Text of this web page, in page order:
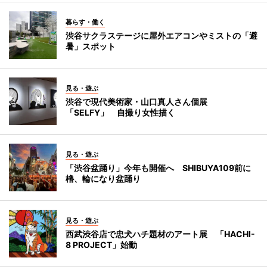
暮らす・働く
渋谷サクラステージに屋外エアコンやミストの「避
暑」スポット
見る・遊ぶ
渋谷で現代美術家・山口真人さん個展
「SELFY」 自撮り女性描く
見る・遊ぶ
「渋谷盆踊り」今年も開催へ SHIBUYA109前に
櫓、輪になり盆踊り
見る・遊ぶ
西武渋谷店で忠犬ハチ題材のアート展 「HACHI-
8 PROJECT」始動